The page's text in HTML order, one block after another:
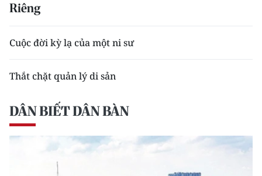
Riêng
Cuộc đời kỳ lạ của một ni sư
Thắt chặt quản lý di sản
DÂN BIẾT DÂN BÀN